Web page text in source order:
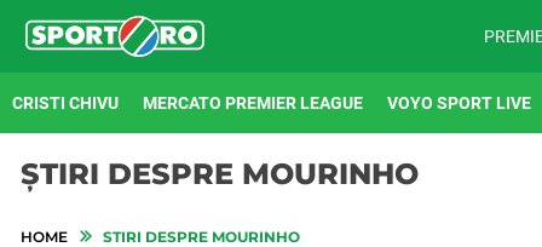
CRISTI CHIVU MERCATO PREMIER LEAGUE VOYO SPORT LIVE
ȘTIRI DESPRE MOURINHO
HOME STIRI DESPRE MOURINHO